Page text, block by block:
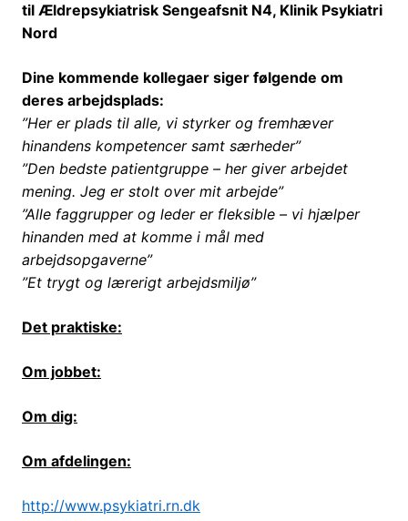
til Ældrepsykiatrisk Sengeafsnit N4, Klinik Psykiatri
Nord
Dine kommende kollegaer siger følgende om
deres arbejdsplads:
”Her er plads til alle, vi styrker og fremhæver
hinandens kompetencer samt særheder”
”Den bedste patientgruppe – her giver arbejdet
mening. Jeg er stolt over mit arbejde”
”Alle faggrupper og leder er fleksible – vi hjælper
hinanden med at komme i mål med
arbejdsopgaverne”
”Et trygt og lærerigt arbejdsmiljø”
Det praktiske:
Om jobbet:
Om dig:
Om afdelingen:
http://www.psykiatri.rn.dk